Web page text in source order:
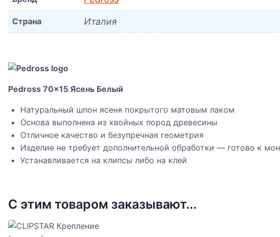
Страна Италия
Pedross 70×15 Ясень Белый
Натуральный шпон ясеня покрытого матовым лаком
Основа выполнена из хвойных пород древесины
Отличное качество и безупречная геометрия
Изделие не требует дополнительной обработки — готово к
Устанавливается на клипсы либо на клей
С этим товаром заказывают...